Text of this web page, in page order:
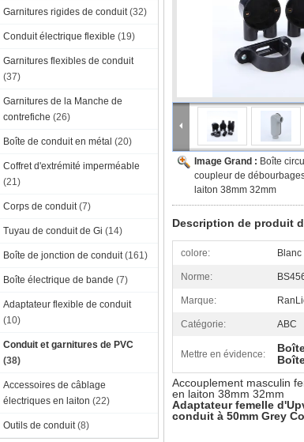
Garnitures rigides de conduit (32)
Conduit électrique flexible (19)
Garnitures flexibles de conduit
(37)
Garnitures de la Manche de
contrefiche (26)
Boîte de conduit en métal (20)
Coffret d'extrémité imperméable
(21)
Corps de conduit (7)
Tuyau de conduit de Gi (14)
Boîte de jonction de conduit (161)
Boîte électrique de bande (7)
Adaptateur flexible de conduit
(10)
Conduit et garnitures de PVC
(38)
Accessoires de câblage
électriques en laiton (22)
Outils de conduit (8)
Image Grand : Boîte
coupleur de
laiton 38mm 32mm
Description de produit
colore: Blanc
Norme:
Marque:
Catégorie: ABC
Mettre en évidence:
Accouplement masculin
en laiton 38mm 32mm
Adaptateur femelle
conduit à 50mm Grey